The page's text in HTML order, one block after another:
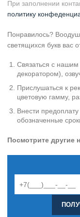
При заполнении
политику
Понравилось?
светящихся букв вас
Связаться с
декоратором),
Прислушаться к
цветовую гамму,
Внести
обозначенные
Посмотрите другие